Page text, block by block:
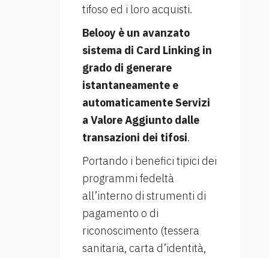
tifoso ed i loro acquisti.
Belooy è un avanzato
sistema di Card Linking in
grado di generare
istantaneamente e
automaticamente Servizi
a Valore Aggiunto dalle
transazioni dei tifosi.
Portando i benefici tipici dei
programmi fedeltà
all’interno di strumenti di
pagamento o di
riconoscimento (tessera
sanitaria, carta d’identità,